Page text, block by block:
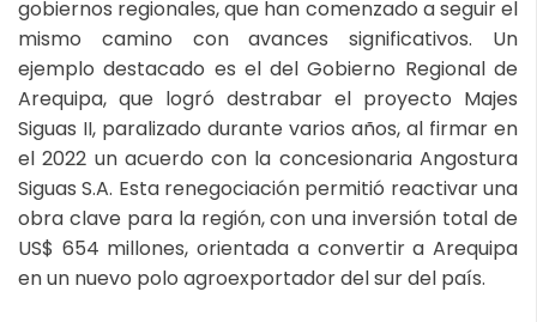
gobiernos regionales, que han comenzado a seguir el
mismo camino con avances significativos. Un
ejemplo destacado es el del Gobierno Regional de
Arequipa, que logró destrabar el proyecto Majes
Siguas II, paralizado durante varios años, al firmar en
el 2022 un acuerdo con la concesionaria Angostura
Siguas S.A. Esta renegociación permitió reactivar una
obra clave para la región, con una inversión total de
US$ 654 millones, orientada a convertir a Arequipa
en un nuevo polo agroexportador del sur del país.